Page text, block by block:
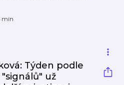
min
Týden podle
"signálů" už